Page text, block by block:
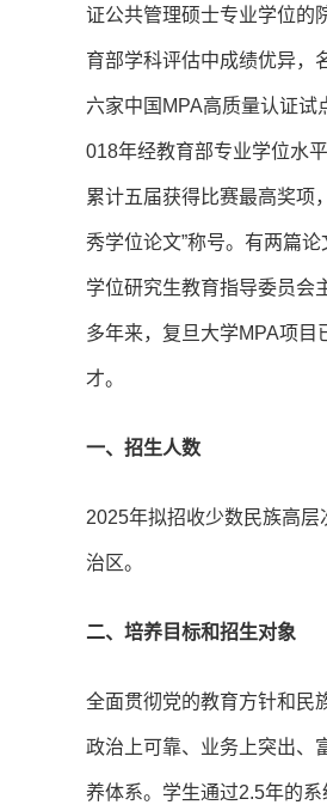
证公共管理硕士专业学位的
育部学科评估中成绩优异，
六家中国MPA高质量认证试
018年经教育部专业学位水
累计五届获得比赛最高奖项
秀学位论文”称号。有两篇
学位研究生教育指导委员会
多年来，复旦大学MPA项
才。
一、招生人数
2025年拟招收少数民族高层
治区。
二、培养目标和招生对象
全面贯彻党的教育方针和民
政治上可靠、业务上突出、
养体系。学生通过2.5年的